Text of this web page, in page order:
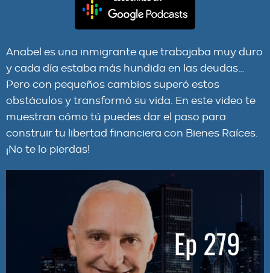
Anabel es una inmigrante que trabajaba muy duro
y cada día estaba más hundida en las deudas…
Pero con pequeños cambios superó estos
obstáculos y transformó su vida. En este video te
muestran cómo tú puedes dar el paso para
construir tu libertad financiera con Bienes Raíces.
¡No te lo pierdas!